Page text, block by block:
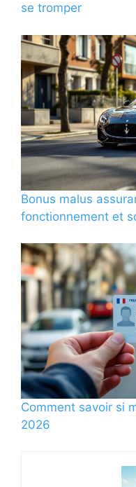
se tromper
Bonus malus
fonctionnement et
Comment savoir si
2026